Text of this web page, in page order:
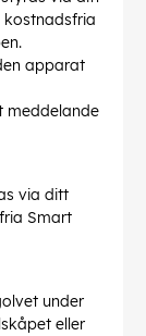
kostnadsfria
apparat
meddelande
via ditt
Smart
under
eller